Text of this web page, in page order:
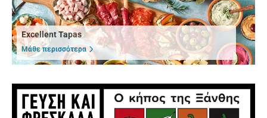
Excellent Tapas
Μάθε περισσότερα